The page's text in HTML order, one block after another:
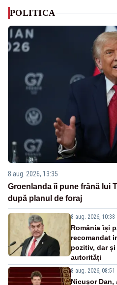
POLITICA
8 aug. 2026, 13:35
Groenlanda îi pune frână lui
după planul de foraj
8 aug. 2026, 10:38
România își
recomandat
pozitiv, dar
autorități
8 aug. 2026, 08:51
Nicușor Dan,